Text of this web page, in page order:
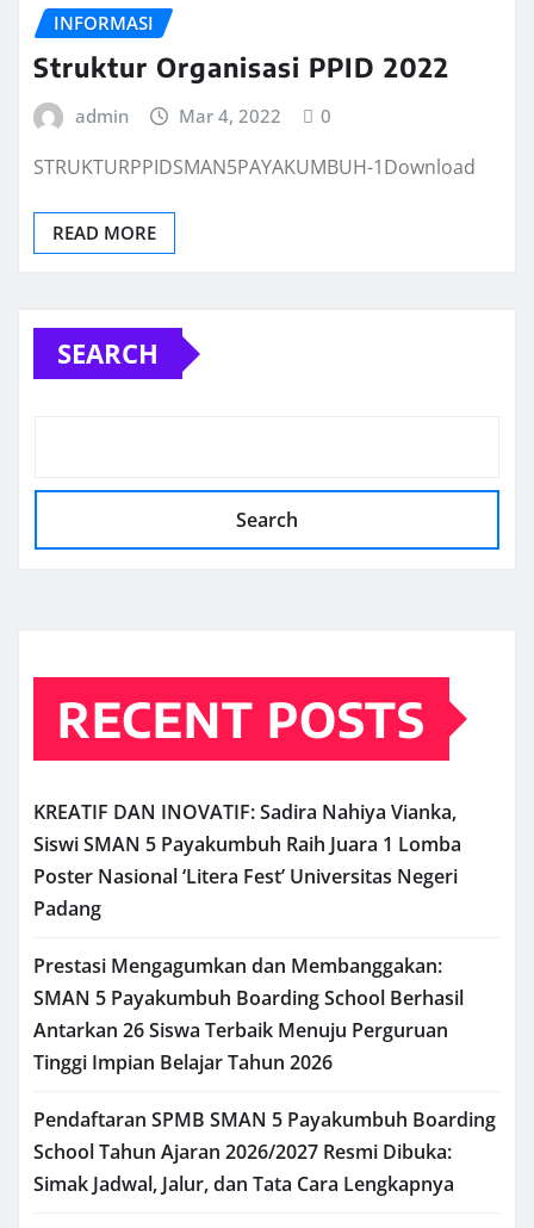
INFORMASI
Struktur Organisasi PPID 2022
admin Mar 4, 2022 0
STRUKTURPPIDSMAN5PAYAKUMBUH-1Download
READ MORE
SEARCH
Search
RECENT POSTS
KREATIF DAN INOVATIF: Sadira Nahiya Vianka,
Siswi SMAN 5 Payakumbuh Raih Juara 1 Lomba
Poster Nasional ‘Litera Fest’ Universitas Negeri
Padang
Prestasi Mengagumkan dan Membanggakan:
SMAN 5 Payakumbuh Boarding School Berhasil
Antarkan 26 Siswa Terbaik Menuju Perguruan
Tinggi Impian Belajar Tahun 2026
Pendaftaran SPMB SMAN 5 Payakumbuh Boarding
School Tahun Ajaran 2026/2027 Resmi Dibuka:
Simak Jadwal, Jalur, dan Tata Cara Lengkapnya